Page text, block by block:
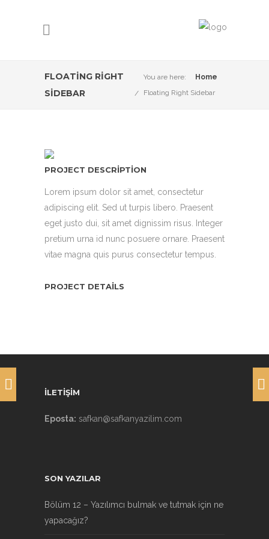
FLOATING RIGHT
SIDEBAR
You are here:
Home
Floating Right Sidebar
PROJECT DESCRIPTION
Lorem ipsum dolor sit amet, consectetur
adipiscing elit. Sed ut turpis libero. Praesent
eget justo dui, sit amet dignissim risus. Integer
pretium urna id nunc posuere ornare. Praesent
vitae magna quis purus consectetur tempus.
PROJECT DETAILS
İLETİŞİM
Eposta: safkan@safkanyazilim.com
SON YAZILAR
Bölüm 12 – Yazılımcı bulmak ve tutmak için ne
yapacağız?